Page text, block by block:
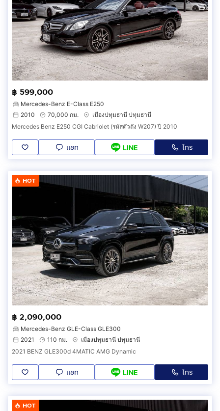
฿ 599,000
Mercedes-Benz E-Class E250
2010
70,000 กม.
เมืองปทุมธานี ปทุมธานี
Mercedes Benz E250 CGI Cabriolet (รหัสตัวถัง W207) ปี 2010
แชท LINE โทร
HOT
฿ 2,090,000
Mercedes-Benz GLE-Class GLE300
2021
110 กม.
เมืองปทุมธานี ปทุมธานี
2021 BENZ GLE300d 4MATIC AMG Dynamic
แชท LINE โทร
HOT